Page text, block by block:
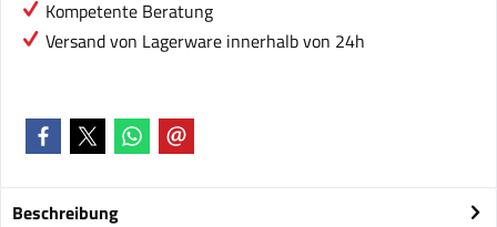
Kompetente Beratung
Versand von Lagerware innerhalb von 24h
Beschreibung